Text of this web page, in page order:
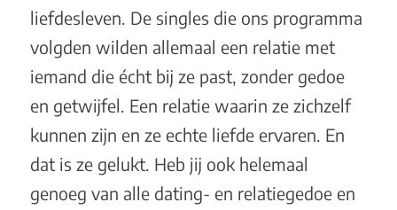
liefdesleven. De singles die ons programma
volgden wilden allemaal een relatie met
iemand die écht bij ze past, zonder gedoe
en getwijfel. Een relatie waarin ze zichzelf
kunnen zijn en ze echte liefde ervaren. En
dat is ze gelukt. Heb jij ook helemaal
genoeg van alle dating- en relatiegedoe en